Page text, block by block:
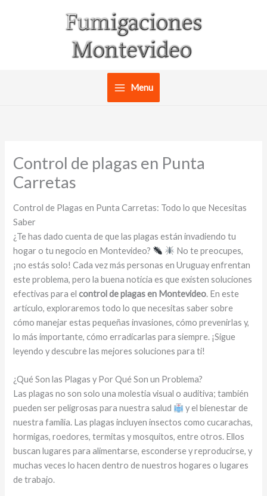
Menu
Control de plagas en Punta
Carretas
Control de Plagas en Punta Carretas: Todo lo que Necesitas
Saber
¿Te has dado cuenta de que las plagas están invadiendo tu
hogar o tu negocio en Montevideo?
No te preocupes,
¡no estás solo! Cada vez más personas en Uruguay enfrentan
este problema, pero la buena noticia es que existen soluciones
efectivas para elcontrol de plagas en Montevideo. En este
artículo, exploraremos todo lo que necesitas saber sobre
cómo manejar estas pequeñas invasiones, cómo prevenirlas y,
lo más importante, cómo erradicarlas para siempre. ¡Sigue
leyendo y descubre las mejores soluciones para ti!
¿Qué Son las Plagas y Por Qué Son un Problema?
Las plagas no son solo una molestia visual o auditiva; también
pueden ser peligrosas para nuestra salud
y el bienestar de
nuestra familia. Las plagas incluyen insectos como cucarachas,
hormigas, roedores, termitas y mosquitos, entre otros. Ellos
buscan lugares para alimentarse, esconderse y reproducirse, y
muchas veces lo hacen dentro de nuestros hogares o lugares
de trabajo.